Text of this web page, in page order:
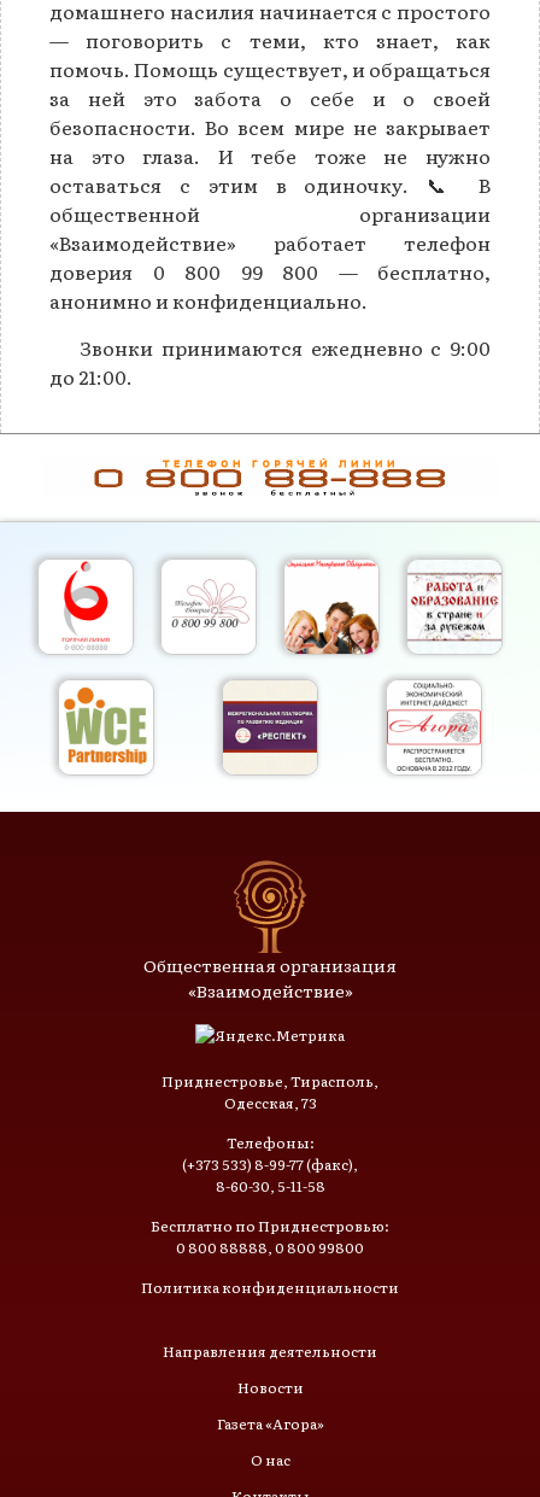
домашнего насилия начинается с простого
— поговорить с теми, кто знает, как
помочь. Помощь существует, и обращаться
за ней это забота о себе и о своей
безопасности. Во всем мире не закрывает
на это глаза. И тебе тоже не нужно
оставаться с этим в одиночку. 📞 В
общественной организации
«Взаимодействие» работает телефон
доверия 0 800 99 800 — бесплатно,
анонимно и конфиденциально.
Звонки принимаются ежедневно с 9:00
до 21:00.
Общественная организация
«Взаимодействие»
Приднестровье, Тирасполь,
Одесская, 73
Телефоны:
(+373 533) 8-99-77 (факс),
8-60-30, 5-11-58
Бесплатно по Приднестровью:
0 800 88888, 0 800 99800
Политика конфиденциальности
Направления деятельности
Новости
Газета «Агора»
О нас